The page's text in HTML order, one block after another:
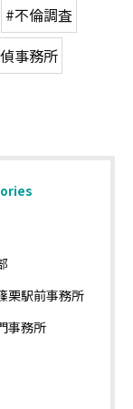
#不倫調査
事務所
栗駅前事務所
事務所